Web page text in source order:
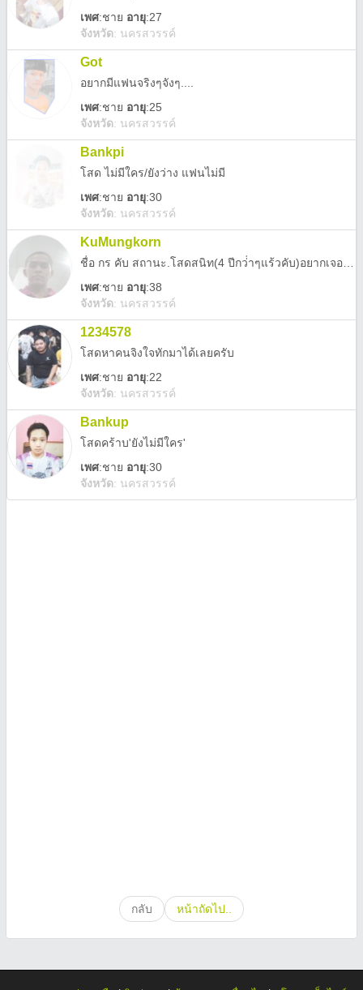
เพศ:ชาย อายุ:27
จังหวัด: นครสวรรค์
Got
อยากมีแฟนจริงๆจังๆ....
เพศ:ชาย อายุ:25
จังหวัด: นครสวรรค์
Bankpi
โสด ไม่มีใคร/ยังว่าง แฟนไม่มี
เพศ:ชาย อายุ:30
จังหวัด: นครสวรรค์
KuMungkorn
เพศ:ชาย อายุ:38
จังหวัด: นครสวรรค์
1234578
โสดหาคนจิงใจทักมาได้เลยครับ
เพศ:ชาย อายุ:22
จังหวัด: นครสวรรค์
Bankup
โสดคร้าบ'ยังไม่มีใคร'
เพศ:ชาย อายุ:30
จังหวัด: นครสวรรค์
กลับ หน้าถัดไป..